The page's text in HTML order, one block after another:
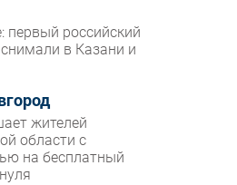
первый российский
в Казани и
жителей
области с
на бесплатный